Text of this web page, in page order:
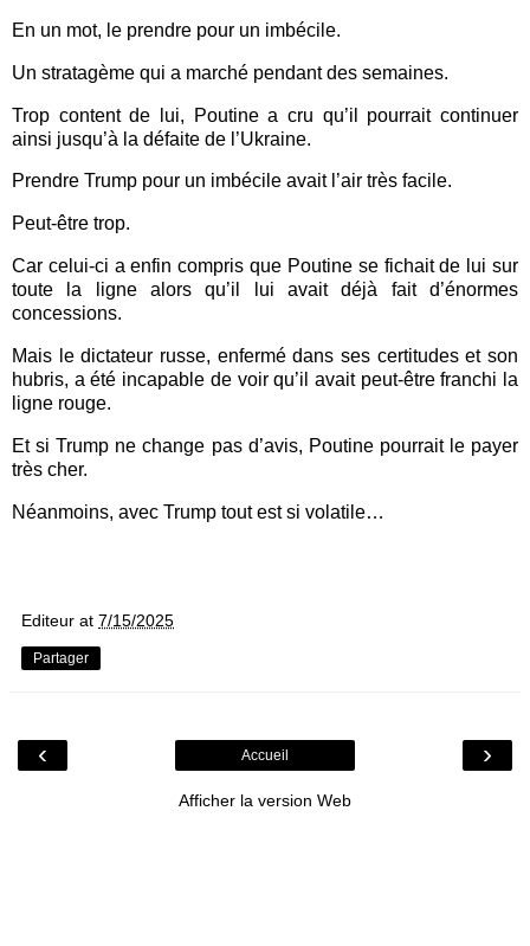
En un mot, le prendre pour un imbécile.
Un stratagème qui a marché pendant des semaines.
Trop content de lui, Poutine a cru qu’il pourrait continuer
ainsi jusqu’à la défaite de l’Ukraine.
Prendre Trump pour un imbécile avait l’air très facile.
Peut-être trop.
Car celui-ci a enfin compris que Poutine se fichait de lui sur
toute la ligne alors qu’il lui avait déjà fait d’énormes
concessions.
Mais le dictateur russe, enfermé dans ses certitudes et son
hubris, a été incapable de voir qu’il avait peut-être franchi la
ligne rouge.
Et si Trump ne change pas d’avis, Poutine pourrait le payer
très cher.
Néanmoins, avec Trump tout est si volatile…
Editeur at 7/15/2025
Partager
‹ ›
Accueil
Afficher la version Web